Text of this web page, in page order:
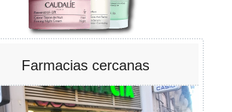
Farmacias cercanas